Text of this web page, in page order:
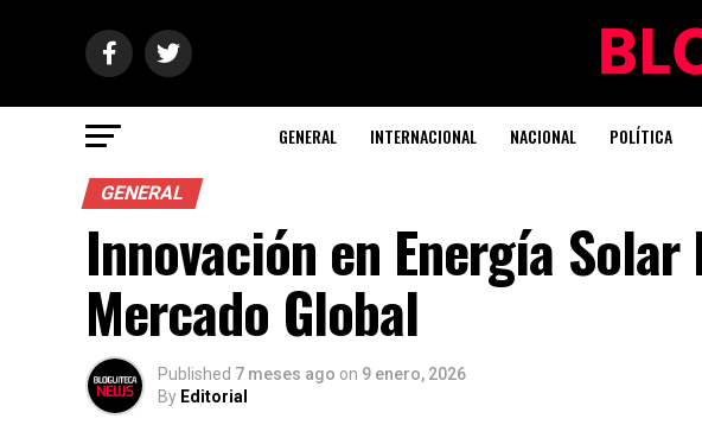
GENERAL INTERNACIONAL NACIONAL POLÍTICA
GENERAL
Innovación en Energía
Mercado Global
Published 7 meses ago on 9 enero, 2026
By Editorial